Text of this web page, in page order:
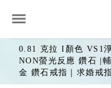
0.81 克拉 I顏色 VS1
NON螢光反應 鑽石 |
金 鑽石戒指｜求婚戒